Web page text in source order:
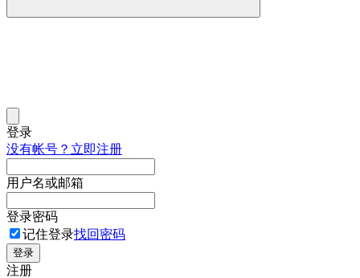
登录
没有帐号？立即注册
用户名或邮箱
登录密码
记住登录找回密码
登录
注册